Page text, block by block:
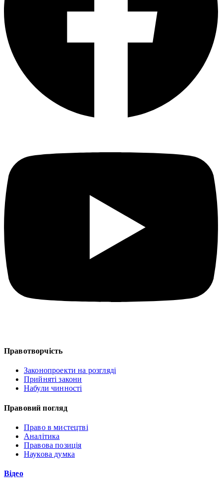
Правотворчість
Законопроекти на розгляді
Прийняті закони
Набули чинності
Правовий погляд
Право в мистецтві
Аналітика
Правова позиція
Наукова думка
Відео